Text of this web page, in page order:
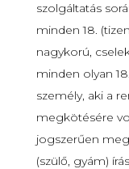
szolgáltatás
minden 18.
nagykorú,
minden olyan
személy, aki a
megkötésére
jogszerűen
(szülő, gyám)